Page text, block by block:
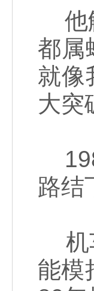
他
都属
就像
大突
路结
机
能模